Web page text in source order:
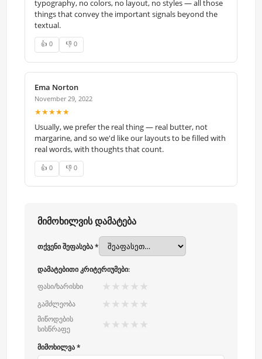
typography, no colors, no layout, no styles — all those
things that convey the important signals beyond the
textual.
👍 0 👎 0
Ema Norton
November 29, 2022
★★★★★
Usually, we prefer the real thing — real butter, not
margarine, and so we'd like our layouts to be filled with
real words, with thoughts that count.
👍 0 👎 0
მიმოხილვის დამატება
თქვენი შეფასება *
დამატებითი კრიტერიუმები:
ფასი/ხარისხი
★ ★ ★ ★ ★
გამძლეობა ★ ★ ★ ★ ★
მიწოდების
სისწრაფე
★ ★ ★ ★ ★
მიმოხილვა *